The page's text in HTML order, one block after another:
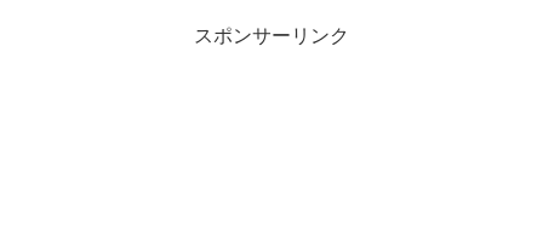
スポンサーリンク